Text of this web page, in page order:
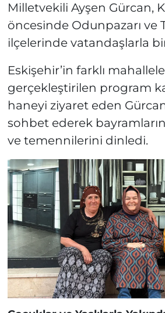
Milletvekili Ayşen Gürcan,
öncesinde Odunpazarı ve
ilçelerinde vatandaşlarla
Eskişehir’in farklı
gerçekleştirilen program
haneyi ziyaret eden
sohbet ederek
ve temennilerini dinledi.